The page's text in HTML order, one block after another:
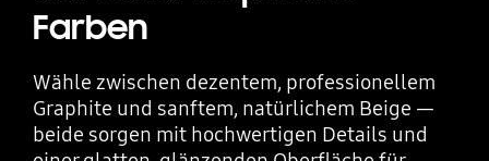
Farben
Wähle zwischen dezentem, professionellem
Graphite und sanftem, natürlichem Beige —
beide sorgen mit hochwertigen Details und